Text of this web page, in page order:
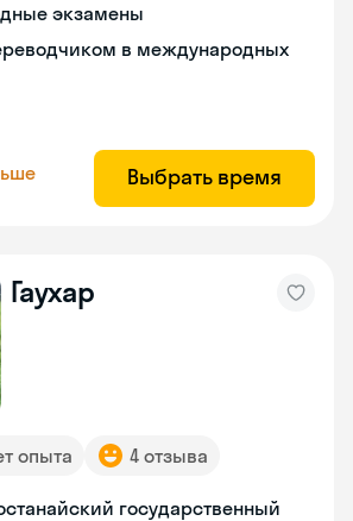
экзамены
в международных
Выбрать время
Гаухар
опыта 4 отзыва
государственный